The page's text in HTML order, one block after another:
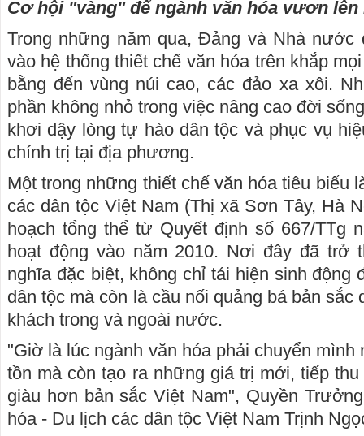
Cơ hội "vàng" để ngành văn hóa vươn lên
Trong những năm qua, Đảng và Nhà nước
vào hệ thống thiết chế văn hóa trên khắp
bằng đến vùng núi cao, các đảo xa xôi.
phần không nhỏ trong việc nâng cao đời
khơi dậy lòng tự hào dân tộc và phục vụ
chính trị tại địa phương.
Một trong những thiết chế văn hóa tiêu biểu
các dân tộc Việt Nam (Thị xã Sơn Tây, Hà
hoạch tổng thể từ Quyết định số 667/TTg
hoạt động vào năm 2010. Nơi đây đã trở
nghĩa đặc biệt, không chỉ tái hiện sinh động
dân tộc mà còn là cầu nối quảng bá bản sắc
khách trong và ngoài nước.
"Giờ là lúc ngành văn hóa phải chuyển mình
tồn mà còn tạo ra những giá trị mới, tiếp
giàu hơn bản sắc Việt Nam", Quyền
hóa - Du lịch các dân tộc Việt Nam Trịnh